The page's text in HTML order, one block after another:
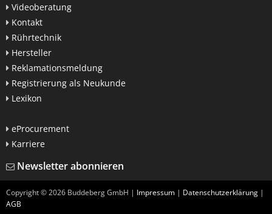
Videoberatung
Kontakt
Rührtechnik
Hersteller
Reklamationsmeldung
Registrierung als Neukunde
Lexikon
eProcurement
Karriere
Newsletter abonnieren
Copyright ©2026 Buddeberg GmbH | Impressum | Datenschutzerklärung |
AGB